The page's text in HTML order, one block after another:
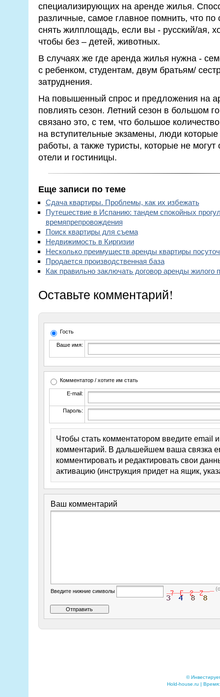
специализирующих на аренде жилья.
различные, самое главное помнить, что по
снять жилплощадь, если вы - русский/ая,
чтобы без – детей, животных.
В случаях же где аренда жилья нужна -
с ребенком, студентам, двум братьям/
затруднения.
На повышенный спрос и предложения на
повлиять сезон. Летний сезон в большом
связано это, с тем, что большое
на вступительные экзамены, люди
работы, а также туристы, которые не
отели и гостиницы.
Еще записи по теме
Сдача квартиры. Проблемы, как их избежать
Путешествие в Испанию: тандем спокойных
времяпрепровождения
Поиск квартиры для съема
Недвижимость в Киргизии
Несколько преимуществ аренды квартиры
Продается производственная база
Как правильно заключать договор аренды жилого
Оставьте комментарий!
Гость
Ваше имя:
Комментатор / хотите им стать
E-mail:
Пароль:
Чтобы стать комментатором введите email
комментарий. В дальшейшем ваша связка
комментировать и редактировать свои
активацию (инструкция придет на ящик,
Ваш комментарий
Введите нижние символы
©
Hold-house.ru |